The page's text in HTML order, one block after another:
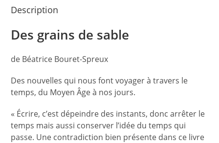
Description
Des grains de sable
de Béatrice Bouret-Spreux
Des nouvelles qui nous font voyager à travers le
temps, du Moyen Âge à nos jours.
« Écrire, c’est dépeindre des instants, donc arrêter le
temps mais aussi conserver l’idée du temps qui
passe. Une contradiction bien présente dans ce livre